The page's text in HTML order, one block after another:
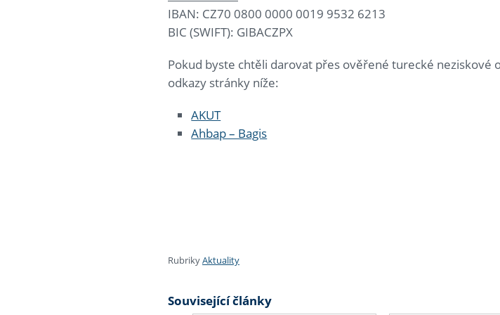
IBAN: CZ70 0800 0000 0019 9532 6213
BIC (SWIFT): GIBACZPX
Pokud byste chtěli darovat přes ověřené turecké
odkazy stránky níže:
AKUT
Ahbap – Bagis
RubrikyAktuality
Související články